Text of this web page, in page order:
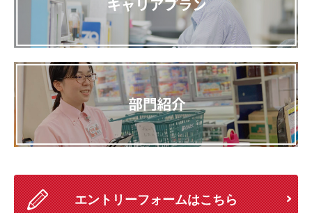
エントリーフォームはこちら